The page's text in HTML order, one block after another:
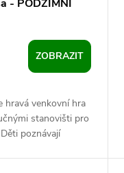
- PODZIMNÍ
ZOBRAZIT
hravá venkovní hra
stanovišti pro
poznávají